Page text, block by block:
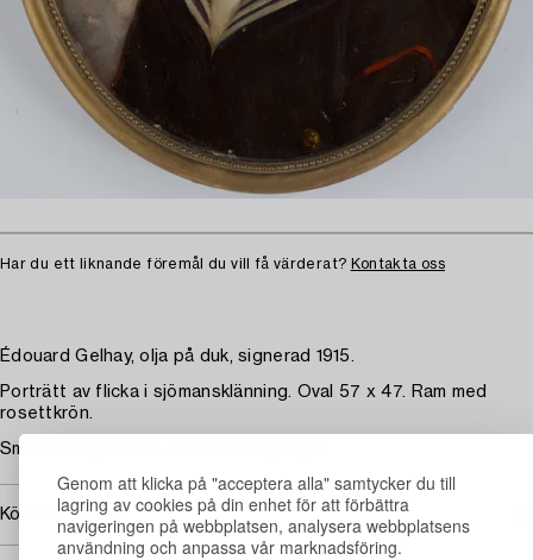
Genom att klicka på "acceptera alla" samtycker du till
lagring av cookies på din enhet för att förbättra
navigeringen på webbplatsen, analysera webbplatsens
användning och anpassa vår marknadsföring.
Har du ett liknande föremål du vill få värderat? Kontakta oss
Édouard Gelhay, olja på duk, signerad 1915.
Porträtt av flicka i sjömansklänning. Oval 57 x 47. Ram med
rosettkrön.
Smärre färgbortfall. Ram med lagningar.
Köpinformation